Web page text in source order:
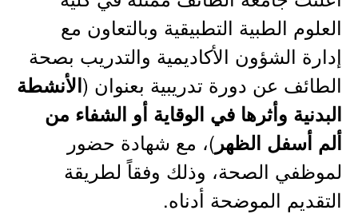
العلوم الطبية التطبيقية وبالتعاون مع
إدارة الشؤون الأكاديمية والتدريب بصحة
الطائف عن دورة تدريبية بعنوان (الأنشطة
البدنية وأثرها في الوقاية أو الشفاء من
ألم أسفل الظهر )، مع شهادة حضور
لموظفي الصحة، وذلك وفقاً لطريقة
التقديم الموضحة أدناه.